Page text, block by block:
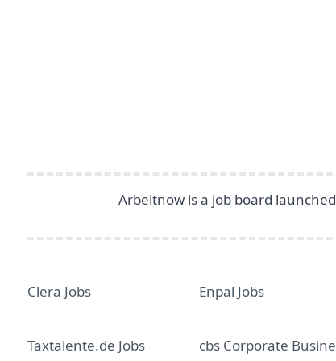
Arbeitnow is a job board
Clera Jobs Enpal Jobs
Taxtalente.de Jobs
cbs Corporate